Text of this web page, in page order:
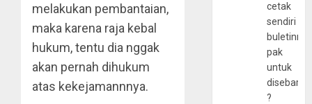
melakukan pembantaian,
maka karena raja kebal
hukum, tentu dia nggak
akan pernah dihukum
atas kekejamannnya.
cetak
sendiri
pak
untuk
?